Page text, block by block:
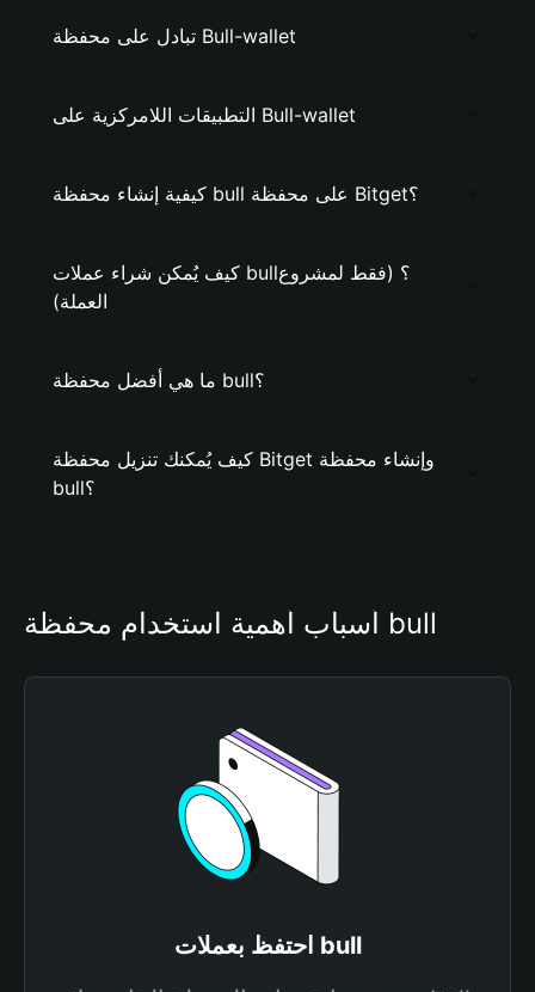
تبادل على محفظة Bull-wallet
التطبيقات اللامركزية على Bull-wallet
كيفية إنشاء محفظة bull على محفظة Bitget؟
كيف يُمكن شراء عملات bull؟ (فقط لمشروع
العملة)
ما هي أفضل محفظة bull؟
كيف يُمكنك تنزيل محفظة Bitget وإنشاء محفظة
bull؟
أسباب أهمية استخدام محفظة bull
احتفظ بعملات bull